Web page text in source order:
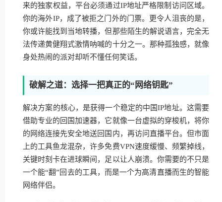
来的独家权益，平台必须通过IP地址严格限制访问区域。
你的海外IP，成了被拒之门外的门票。更令人沮丧的是，
你或许能找到当地转播，但那些陌生的解说语言，完全无
法传递黄健翔式激情呐喊的十分之一。那种孤独感，就像
身处热闹的派对却听不懂任何笑话。
破解之道：选择一把真正的“网络钥匙”
解决方案的核心，是获得一个稳定的中国IP地址。这需要
借助专业的回国加速器，它就像一台虚拟的穿梭机，将你
的网络连接先安全地送回国内，再访问直播平台。但市面
上的工具鱼龙混杂，许多免费VPN速度缓慢、频繁掉线，
关键时刻卡在进球瞬间，足以让人崩溃。你需要的不只是
一个能“翻”回去的工具，而是一个为高清直播而生的智能
网络伴侣。